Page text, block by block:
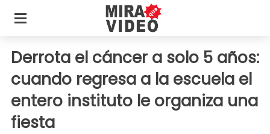
Derrota el cáncer a solo 5 años:
cuando regresa a la escuela el
entero instituto le organiza una
fiesta